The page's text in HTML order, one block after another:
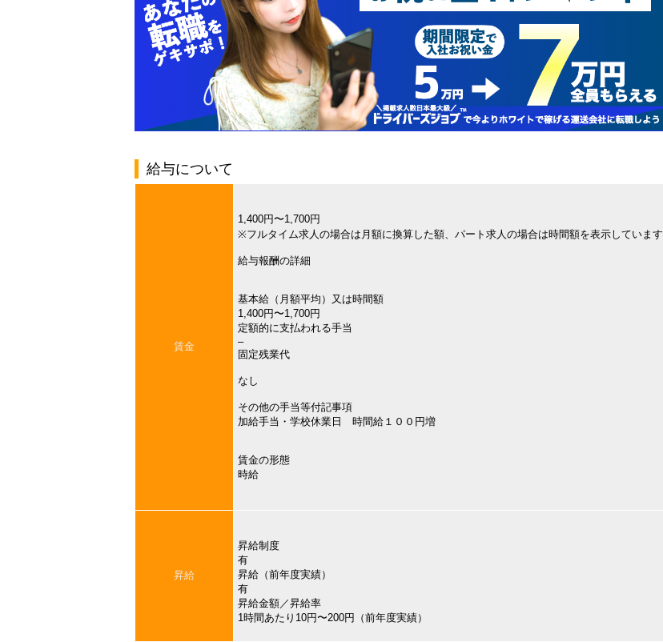
給与について
賃金
1,400円〜1,700円
※フルタイム求人の場合は月額に換算した額、パート求人の場合は時間額を表示しています
給与報酬の詳細
基本給（月額平均）又は時間額
1,400円〜1,700円
定額的に支払われる手当
–
固定残業代
なし
その他の手当等付記事項
加給手当・学校休業日 時間給１００円増
賃金の形態
時給
昇給
昇給制度
有
昇給（前年度実績）
有
昇給金額／昇給率
1時間あたり10円〜200円（前年度実績）